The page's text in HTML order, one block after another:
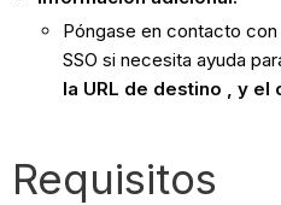
Póngase en contacto
SSO si necesita ayuda
la URL de destino , y el
Requisitos